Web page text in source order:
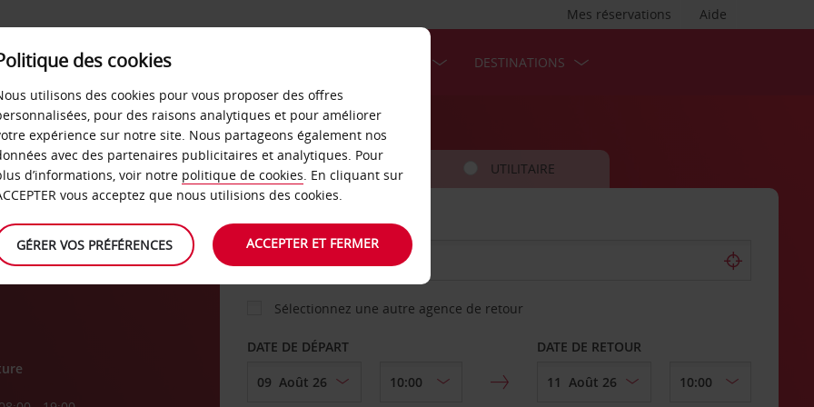
Aide
Mes réservations
LIBRE-SERVICE DESTINATIONS
VOITURE UTILITAIRE
AGENCE DE DÉPART
Sélectionnez une autre agence de retour
DATE DE DÉPART DATE DE RETOUR
des cookies
utilisons des cookies pour vous proposer des offres
pour des raisons analytiques et pour améliorer
expérience sur notre site. Nous partageons également nos
avec des partenaires publicitaires et analytiques. Pour
d’informations, voir notre politique de cookies. En cliquant sur
vous acceptez que nous utilisions des cookies.
GÉRER VOS PRÉFÉRENCES ACCEPTER ET FERMER